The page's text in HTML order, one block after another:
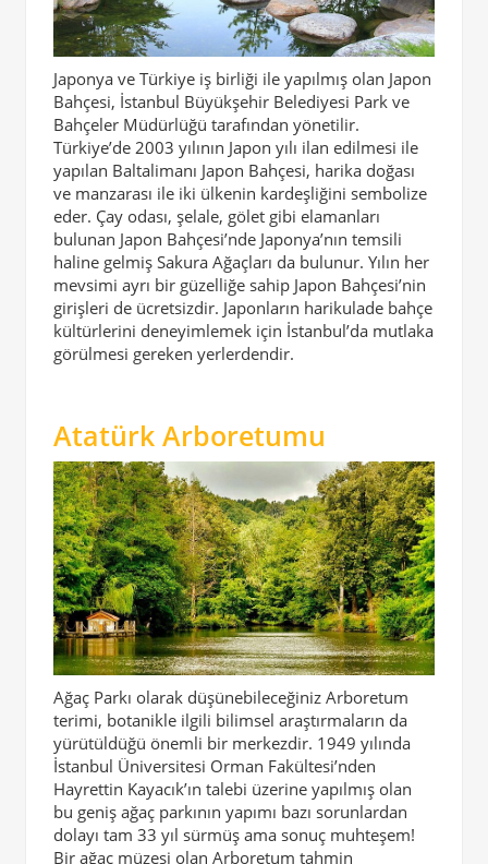
Japonya ve Türkiye iş birliği ile yapılmış olan Japon
Bahçesi, İstanbul Büyükşehir Belediyesi Park ve
Bahçeler Müdürlüğü tarafından yönetilir.
Türkiye’de 2003 yılının Japon yılı ilan edilmesi ile
yapılan Baltalimanı Japon Bahçesi, harika doğası
ve manzarası ile iki ülkenin kardeşliğini sembolize
eder. Çay odası, şelale, gölet gibi elamanları
bulunan Japon Bahçesi’nde Japonya’nın temsili
haline gelmiş Sakura Ağaçları da bulunur. Yılın her
mevsimi ayrı bir güzelliğe sahip Japon Bahçesi’nin
girişleri de ücretsizdir. Japonların harikulade bahçe
kültürlerini deneyimlemek için İstanbul’da mutlaka
görülmesi gereken yerlerdendir.
Atatürk Arboretumu
Ağaç Parkı olarak düşünebileceğiniz Arboretum
terimi, botanikle ilgili bilimsel araştırmaların da
yürütüldüğü önemli bir merkezdir. 1949 yılında
İstanbul Üniversitesi Orman Fakültesi’nden
Hayrettin Kayacık’ın talebi üzerine yapılmış olan
bu geniş ağaç parkının yapımı bazı sorunlardan
dolayı tam 33 yıl sürmüş ama sonuç muhteşem!
Bir ağaç müzesi olan Arboretum tahmin